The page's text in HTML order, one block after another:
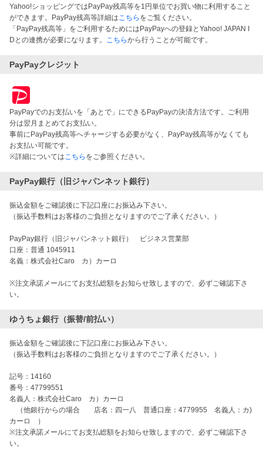
Yahoo!ショッピングではPayPay残高等を1円単位でお買い物に利用すること
ができます。PayPay残高等詳細はこちら をご覧ください。
「PayPay残高等」をご利用するためにはPayPayへの登録とYahoo! JAPAN I
Dとの連携が必要になります。 こちらから行うことが可能です。
PayPayクレジット
PayPayでのお支払いを「あとで」にできるPayPayの決済方法です。ご利用
分は翌月まとめてお支払い。
事前にPayPay残高等へチャージする必要がなく、PayPay残高等がなくても
お支払い可能です。
※詳細についてはこちら をご参照ください。
PayPay銀行（旧ジャパンネット銀行）
振込金額をご確認後に下記口座にお振込み下さい。
（振込手数料はお客様のご負担となりますのでご了承ください。）
PayPay銀行（旧ジャパンネット銀行） ビジネス営業部
口座：普通 1045911
名義：株式会社Caro カ）カーロ
※注文承諾メールにてお支払総額をお知らせ致しますので、必ずご確認下さ
い。
ゆうちょ銀行（振替/前払い）
振込金額をご確認後に下記口座にお振込み下さい。
（振込手数料はお客様のご負担となりますのでご了承ください。）
記号：14160
番号：47799551
名義人：株式会社Caro カ）カーロ
（他銀行からの場合 店名：四一八 普通口座：4779955 名義人：カ)
カーロ ）
※注文承諾メールにてお支払総額をお知らせ致しますので、必ずご確認下さ
い。